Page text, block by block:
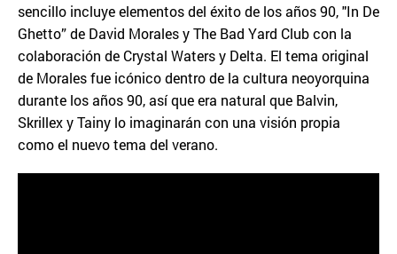
sencillo incluye elementos del éxito de los años 90, "In De
Ghetto” de David Morales y The Bad Yard Club con la
colaboración de Crystal Waters y Delta. El tema original
de Morales fue icónico dentro de la cultura neoyorquina
durante los años 90, así que era natural que Balvin,
Skrillex y Tainy lo imaginarán con una visión propia
como el nuevo tema del verano.